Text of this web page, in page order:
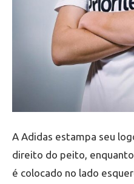
A Adidas estampa seu
direito do peito,
é colocado no lado